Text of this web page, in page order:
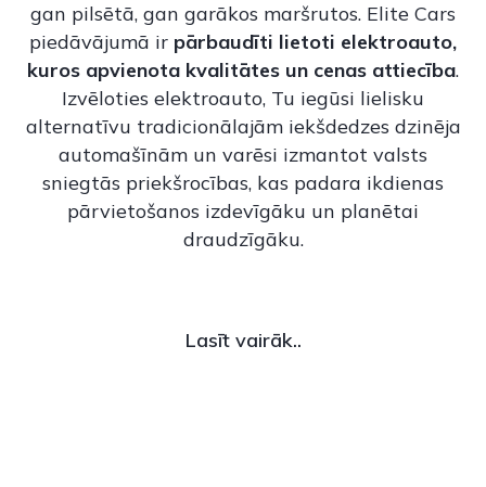
gan pilsētā, gan garākos maršrutos. Elite Cars
piedāvājumā ir pārbaudīti lietoti elektroauto,
kuros apvienota kvalitātes un cenas attiecība.
Izvēloties elektroauto, Tu iegūsi lielisku
alternatīvu tradicionālajām iekšdedzes dzinēja
automašīnām un varēsi izmantot valsts
sniegtās priekšrocības, kas padara ikdienas
pārvietošanos izdevīgāku un planētai
draudzīgāku.
Lasīt vairāk..